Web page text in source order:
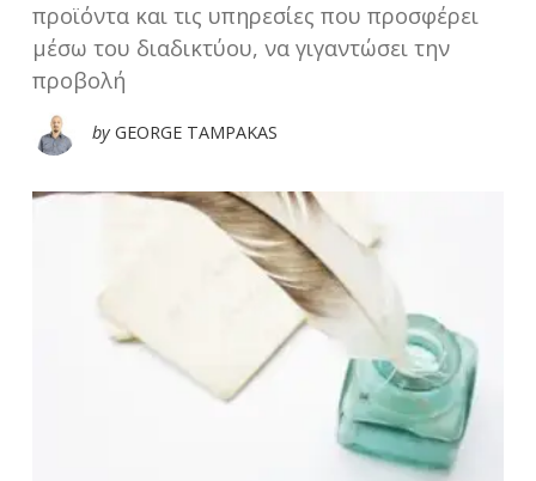
προϊόντα και τις υπηρεσίες που προσφέρει
μέσω του διαδικτύου, να γιγαντώσει την
προβολή
by GEORGE TAMPAKAS